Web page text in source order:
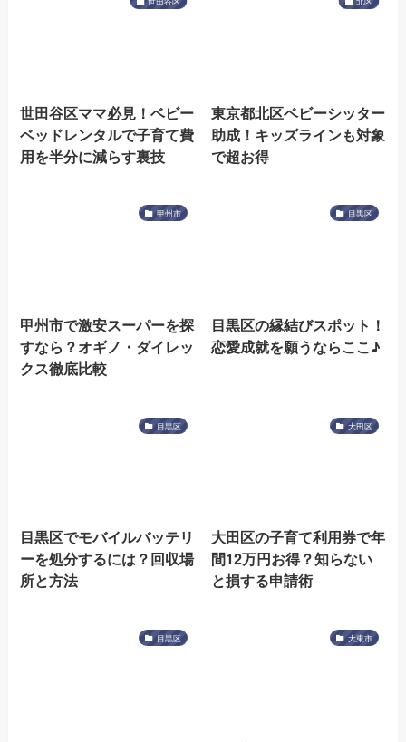
世田谷区ママ必見！ベビー
ベッドレンタルで子育て費
用を半分に減らす裏技
東京都北区ベビーシッター
助成！キッズラインも対象
で超お得
甲州市
甲州市で激安スーパーを探
すなら？オギノ・ダイレッ
クス徹底比較
目黒区
目黒区の縁結びスポット！
恋愛成就を願うならここ♪
目黒区
目黒区でモバイルバッテリ
ーを処分するには？回収場
所と方法
大田区
大田区の子育て利用券で年
間12万円お得？知らない
と損する申請術
目黒区 大東市